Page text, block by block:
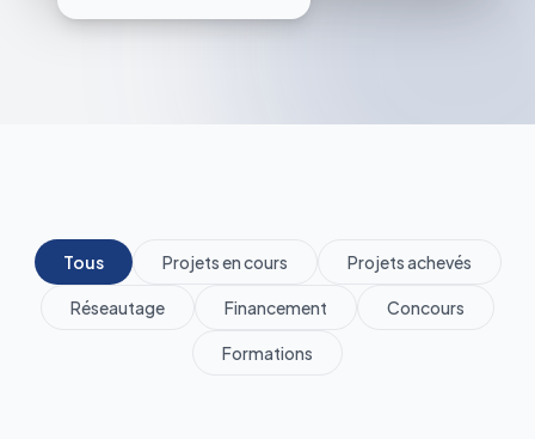
Tous Projets en cours Projets achevés
Réseautage Financement Concours
Formations